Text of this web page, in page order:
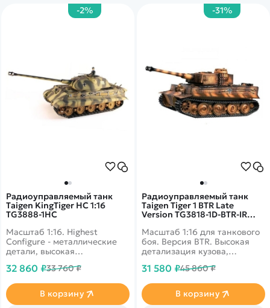
-2%
Радиоуправляемый танк
Taigen KingTiger HC 1:16
TG3888-1HC
Масштаб 1:16. Highest
Configure - металлические
детали, высокая
звуковые эффекты.
стреляющая шарами 6 мм.
32 860 ₽33 760 ₽
В корзину
-31%
Радиоуправляемый танк
Taigen Tiger 1 BTR Late
Version TG3818-1D-BTR-IR
Масштаб 1:16 для танкового
боя. Версия BTR. Высокая
детализация кузова,
Поворотная ИК-пушка
эффекты. Возможность
модернизации.
31 580 ₽45 860 ₽
В корзину